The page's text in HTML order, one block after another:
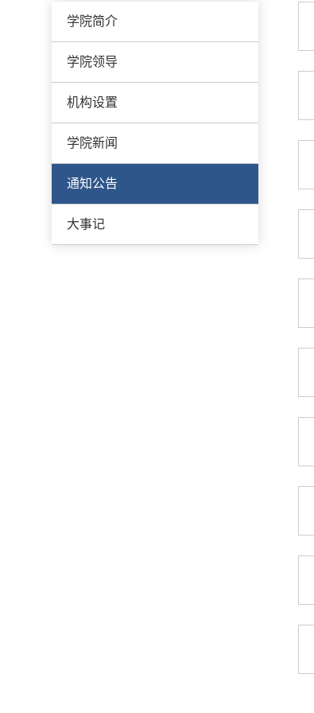
学院简介
学院领导
机构设置
学院新闻
通知公告
大事记